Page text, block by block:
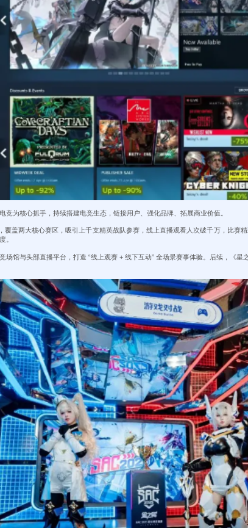
竞为核心抓手，持续搭建电竞生态，链接用户、强化品牌、拓展商业价值。
覆盖两大核心赛区，吸引上千支精英战队参赛，线上直播观看人次破千万，比赛
。
场馆与头部直播平台，打造 “线上观赛 + 线下互动” 全场景赛事体验。后续，《